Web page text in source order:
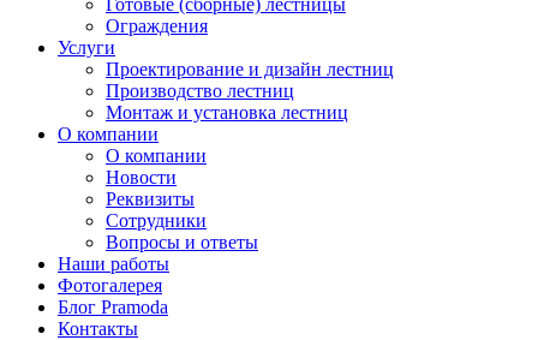
Готовые (сборные) лестницы
Ограждения
Услуги
Проектирование и дизайн лестниц
Производство лестниц
Монтаж и установка лестниц
О компании
О компании
Новости
Реквизиты
Сотрудники
Вопросы и ответы
Наши работы
Фотогалерея
Блог Pramoda
Контакты